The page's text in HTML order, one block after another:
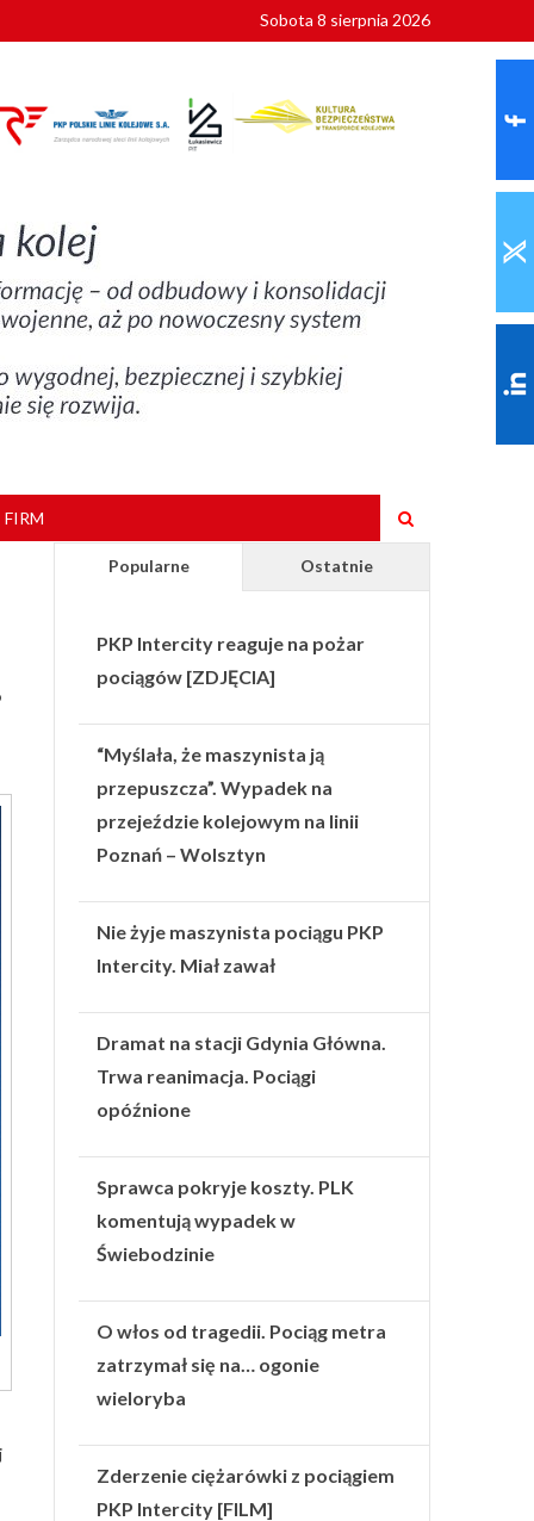
Sobota 8 sierpnia 2026
Popularne Ostatnie
PKP Intercity reaguje na pożar
pociągów [ZDJĘCIA]
“Myślała, że maszynista ją
przepuszcza”. Wypadek na
przejeździe kolejowym na linii
Poznań – Wolsztyn
Nie żyje maszynista pociągu PKP
Intercity. Miał zawał
Dramat na stacji Gdynia Główna.
Trwa reanimacja. Pociągi
opóźnione
Sprawca pokryje koszty. PLK
komentują wypadek w
Świebodzinie
O włos od tragedii. Pociąg metra
zatrzymał się na… ogonie
wieloryba
Zderzenie ciężarówki z pociągiem
PKP Intercity [FILM]